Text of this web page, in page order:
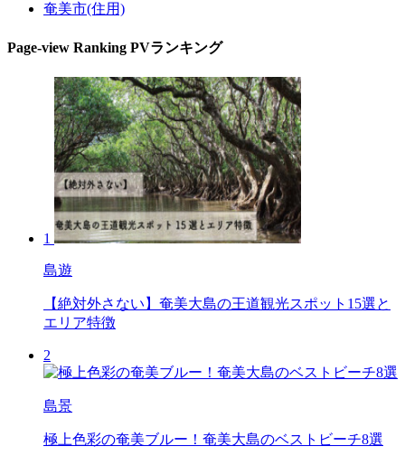
奄美市(住用)
Page-view Ranking PVランキング
1
島遊
【絶対外さない】奄美大島の王道観光スポット15選と
エリア特徴
2
島景
極上色彩の奄美ブルー！奄美大島のベストビーチ8選